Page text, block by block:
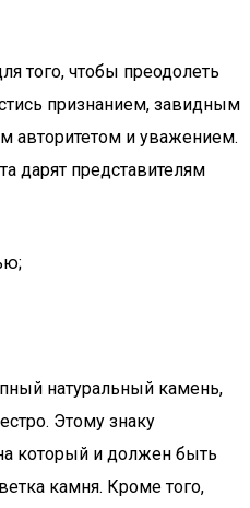
того, чтобы преодолеть
признанием, завидным
авторитетом и уважением.
дарят представителям
натуральный камень,
Этому знаку
который и должен быть
камня. Кроме того,